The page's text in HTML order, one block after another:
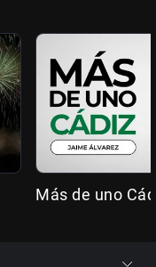
Más de uno